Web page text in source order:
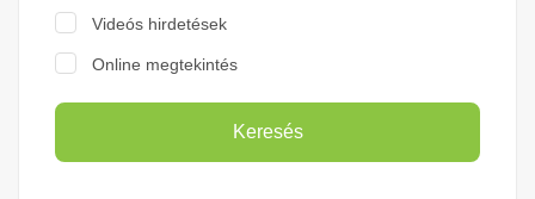
Videós hirdetések
Online megtekintés
Keresés